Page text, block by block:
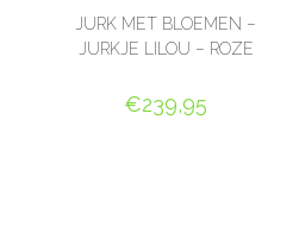
JURK MET BLOEMEN –
JURKJE LILOU – ROZE
€239,95